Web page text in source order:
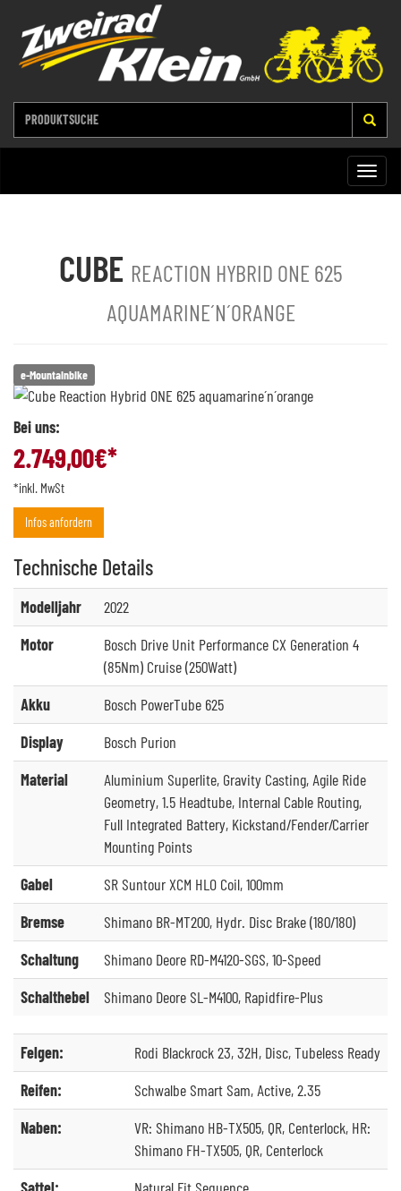
Toggle
CUBE REACTION HYBRID ONE 625
AQUAMARINE´N´ORANGE
e-Mountainbike
Bei uns:
2.749,00€*
*inkl. MwSt
Infos anfordern
Technische Details
Modelljahr
2022
Motor
Bosch Drive Unit Performance CX Generation 4
(85Nm) Cruise (250Watt)
Akku
Bosch PowerTube 625
Display
Bosch Purion
Material
Aluminium Superlite, Gravity Casting, Agile Ride
Geometry, 1.5 Headtube, Internal Cable Routing,
Full Integrated Battery, Kickstand/Fender/Carrier
Mounting Points
Gabel
SR Suntour XCM HLO Coil, 100mm
Bremse
Shimano BR-MT200, Hydr. Disc Brake (180/180)
Schaltung
Shimano Deore RD-M4120-SGS, 10-Speed
Schalthebel
Shimano Deore SL-M4100, Rapidfire-Plus
Felgen:
Rodi Blackrock 23, 32H, Disc, Tubeless Ready
Reifen:
Schwalbe Smart Sam, Active, 2.35
Naben:
VR: Shimano HB-TX505, QR, Centerlock, HR:
Shimano FH-TX505, QR, Centerlock